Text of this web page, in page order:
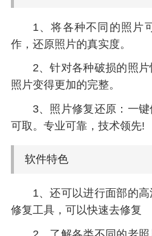
1、将各种不同的照片
作，还原照片的真实度。
2、针对各种破损的照
照片变得更加的完整。
3、照片修复还原：一
可取。专业可靠，技术领先!
软件特色
1、还可以进行面部的
修复工具，可以快速去修复